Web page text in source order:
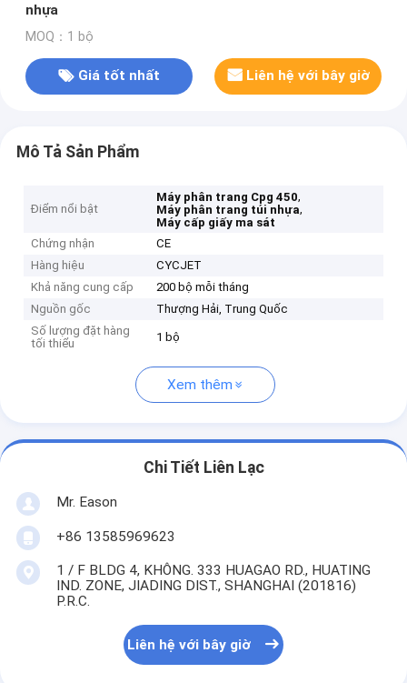
nhựa
MOQ：1 bộ
Giá tốt nhất Liên hệ với bây giờ
Mô Tả Sản Phẩm
Điểm nổi bật
Máy phân trang Cpg 450,
Máy phân trang túi nhựa,
Máy cấp giấy ma sát
Chứng nhận
CE
Hàng hiệu
CYCJET
Khả năng cung cấp
200 bộ mỗi tháng
Nguồn gốc
Thượng Hải, Trung Quốc
Số lượng đặt hàng
tối thiểu
1 bộ
Xem thêm
Chi Tiết Liên Lạc
Mr. Eason
+86 13585969623
1 / F BLDG 4, KHÔNG. 333 HUAGAO RD., HUATING
IND. ZONE, JIADING DIST., SHANGHAI (201816)
P.R.C.
Liên hệ với bây giờ